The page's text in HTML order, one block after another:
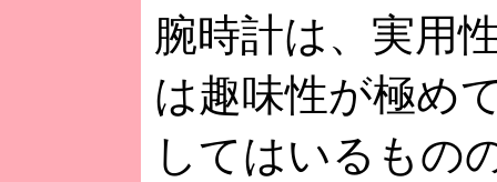
腕時計は、実用
は趣味性が極め
してはいるもの